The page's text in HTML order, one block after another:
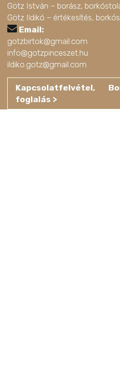
Götz István – borász,
Götz Ildikó – értékesítés,
Email:
gotzbirtok@gmail.com
info@gotzpinceszet.hu
ildiko.gotz@gmail.com
Kapcsolatfelvétel,
foglalás >